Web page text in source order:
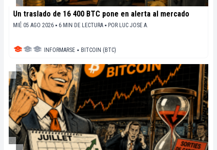
Un traslado de 16 400 BTC pone en alerta al mercado
MIÉ 05 AGO 2026 ▪ 6 MIN DE LECTURA ▪ POR LUC JOSE A.
INFORMARSE ▪ BITCOIN (BTC)